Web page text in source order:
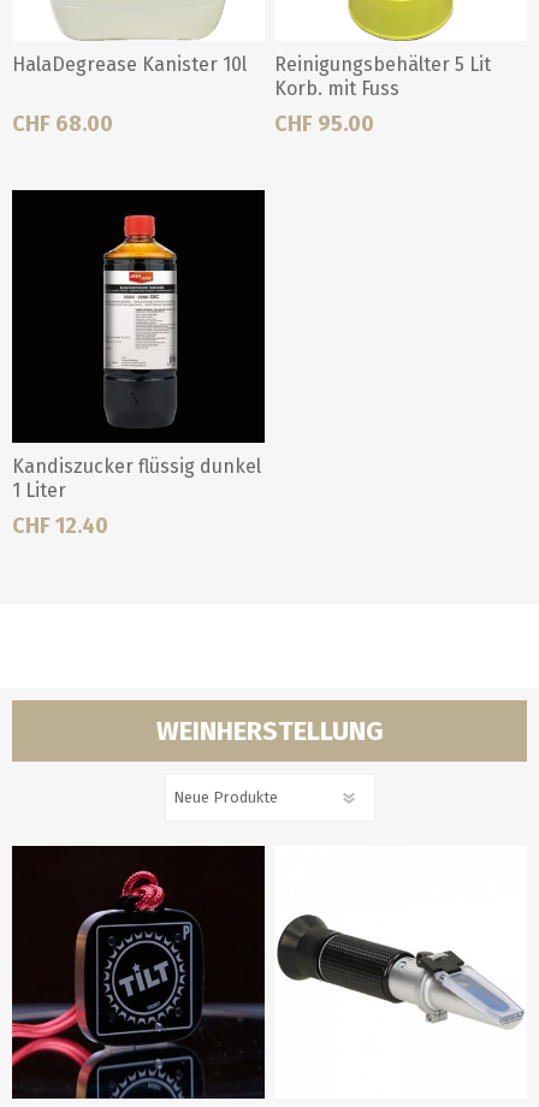
HalaDegrease Kanister 10l
CHF 68.00
Reinigungsbehälter 5 Lit
Korb. mit Fuss
CHF 95.00
Kandiszucker flüssig dunkel
1 Liter
CHF 12.40
WEINHERSTELLUNG